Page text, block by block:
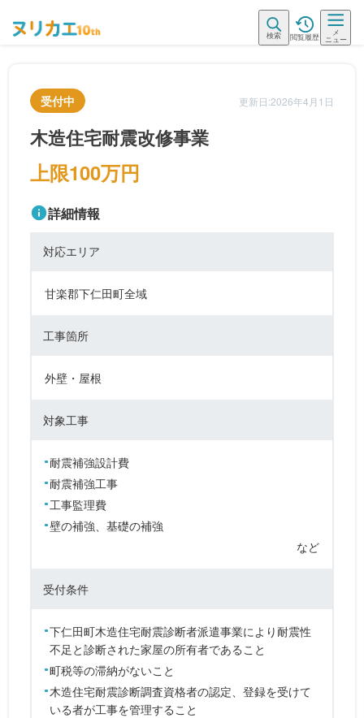
検索 閲覧履歴
メ
ニュー
受付中 更新日:2026年4月1日
木造住宅耐震改修事業
上限100万円
詳細情報
対応エリア
甘楽郡下仁田町全域
工事箇所
外壁・屋根
対象工事
耐震補強設計費
耐震補強工事
工事監理費
壁の補強、基礎の補強
など
受付条件
下仁田町木造住宅耐震診断者派遣事業により耐震性
不足と診断された家屋の所有者であること
町税等の滞納がないこと
木造住宅耐震診断調査資格者の認定、登録を受けて
いる者が工事を管理すること